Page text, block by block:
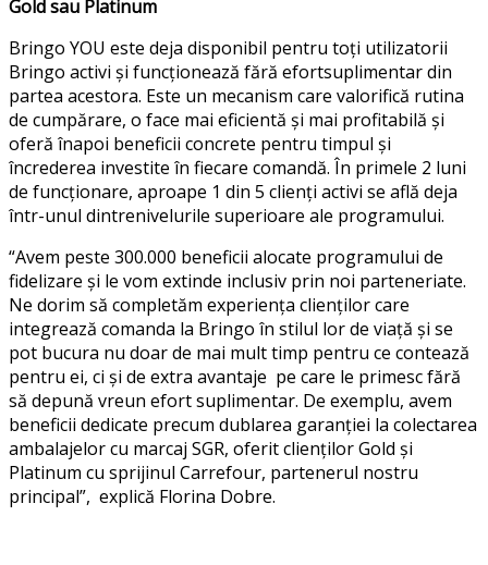
Gold sau Platinum
Bringo YOU este deja disponibil pentru toți utilizatorii
Bringo activi și funcționează fără efortsuplimentardin
partea acestora. Este un mecanism care valorifică rutina
de cumpărare, o face mai eficientă și mai profitabilă și
oferă înapoi beneficii concrete pentru timpul și
încrederea investite în fiecare comandă. În primele 2 luni
de funcționare, aproape 1 din 5 clienți activi se află deja
într-unul dintrenivelurile superioare ale programului.
“Avem peste 300.000 beneficii alocate programului de
fidelizare și le vom extinde inclusiv prin noi parteneriate.
Ne dorim să completăm experiența cliențilorcare
integrează comanda la Bringo în stilul lor de viață și se
pot bucura nu doarde mai multtimp pentru ce contează
pentru ei, ci și de extra avantaje pe care le primescfără
să depună vreun efortsuplimentar. De exemplu, avem
beneficii dedicate precum dublarea garanției la colectarea
ambalajelorcu marcaj SGR, oferitcliențilorGold și
Platinum cu sprijinul Carrefour, partenerul nostru
principal”, explică Florina Dobre.